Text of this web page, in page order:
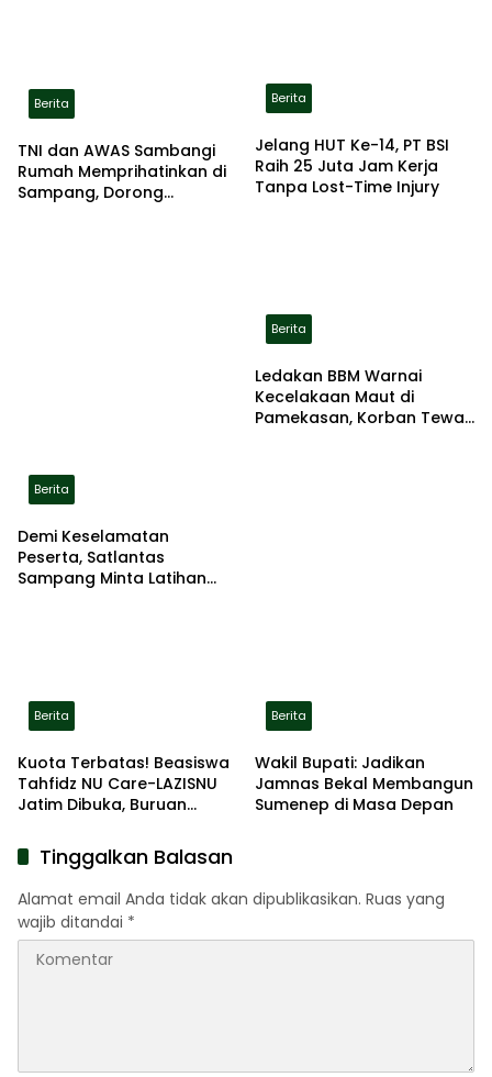
Berita
TNI dan AWAS Sambangi
Rumah Memprihatinkan di
Sampang, Dorong
Berita
Jelang HUT Ke-14, PT BSI
Raih 25 Juta Jam Kerja
Tanpa Lost-Time Injury
Berita
Demi Keselamatan
Peserta, Satlantas
Sampang Minta Latihan
Berita
Ledakan BBM Warnai
Kecelakaan Maut di
Pamekasan, Korban Tewas
Berita
Kuota Terbatas! Beasiswa
Tahfidz NU Care-LAZISNU
Jatim Dibuka, Buruan
Berita
Wakil Bupati: Jadikan
Jamnas Bekal Membangun
Sumenep di Masa Depan
Tinggalkan Balasan
Alamat email Anda tidak akan dipublikasikan. Ruas yang
wajib ditandai *